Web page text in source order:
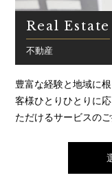
Real Estate
不動産
豊富な経験と地域に
客様ひとりひとりに
ただけるサービスの